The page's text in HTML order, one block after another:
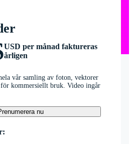
USD per månad faktureras
årligen
vår samling av foton, vektorer
kommersiellt bruk. Video ingår
nu